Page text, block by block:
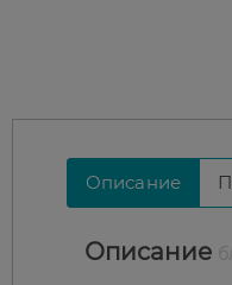
Описание
Описание